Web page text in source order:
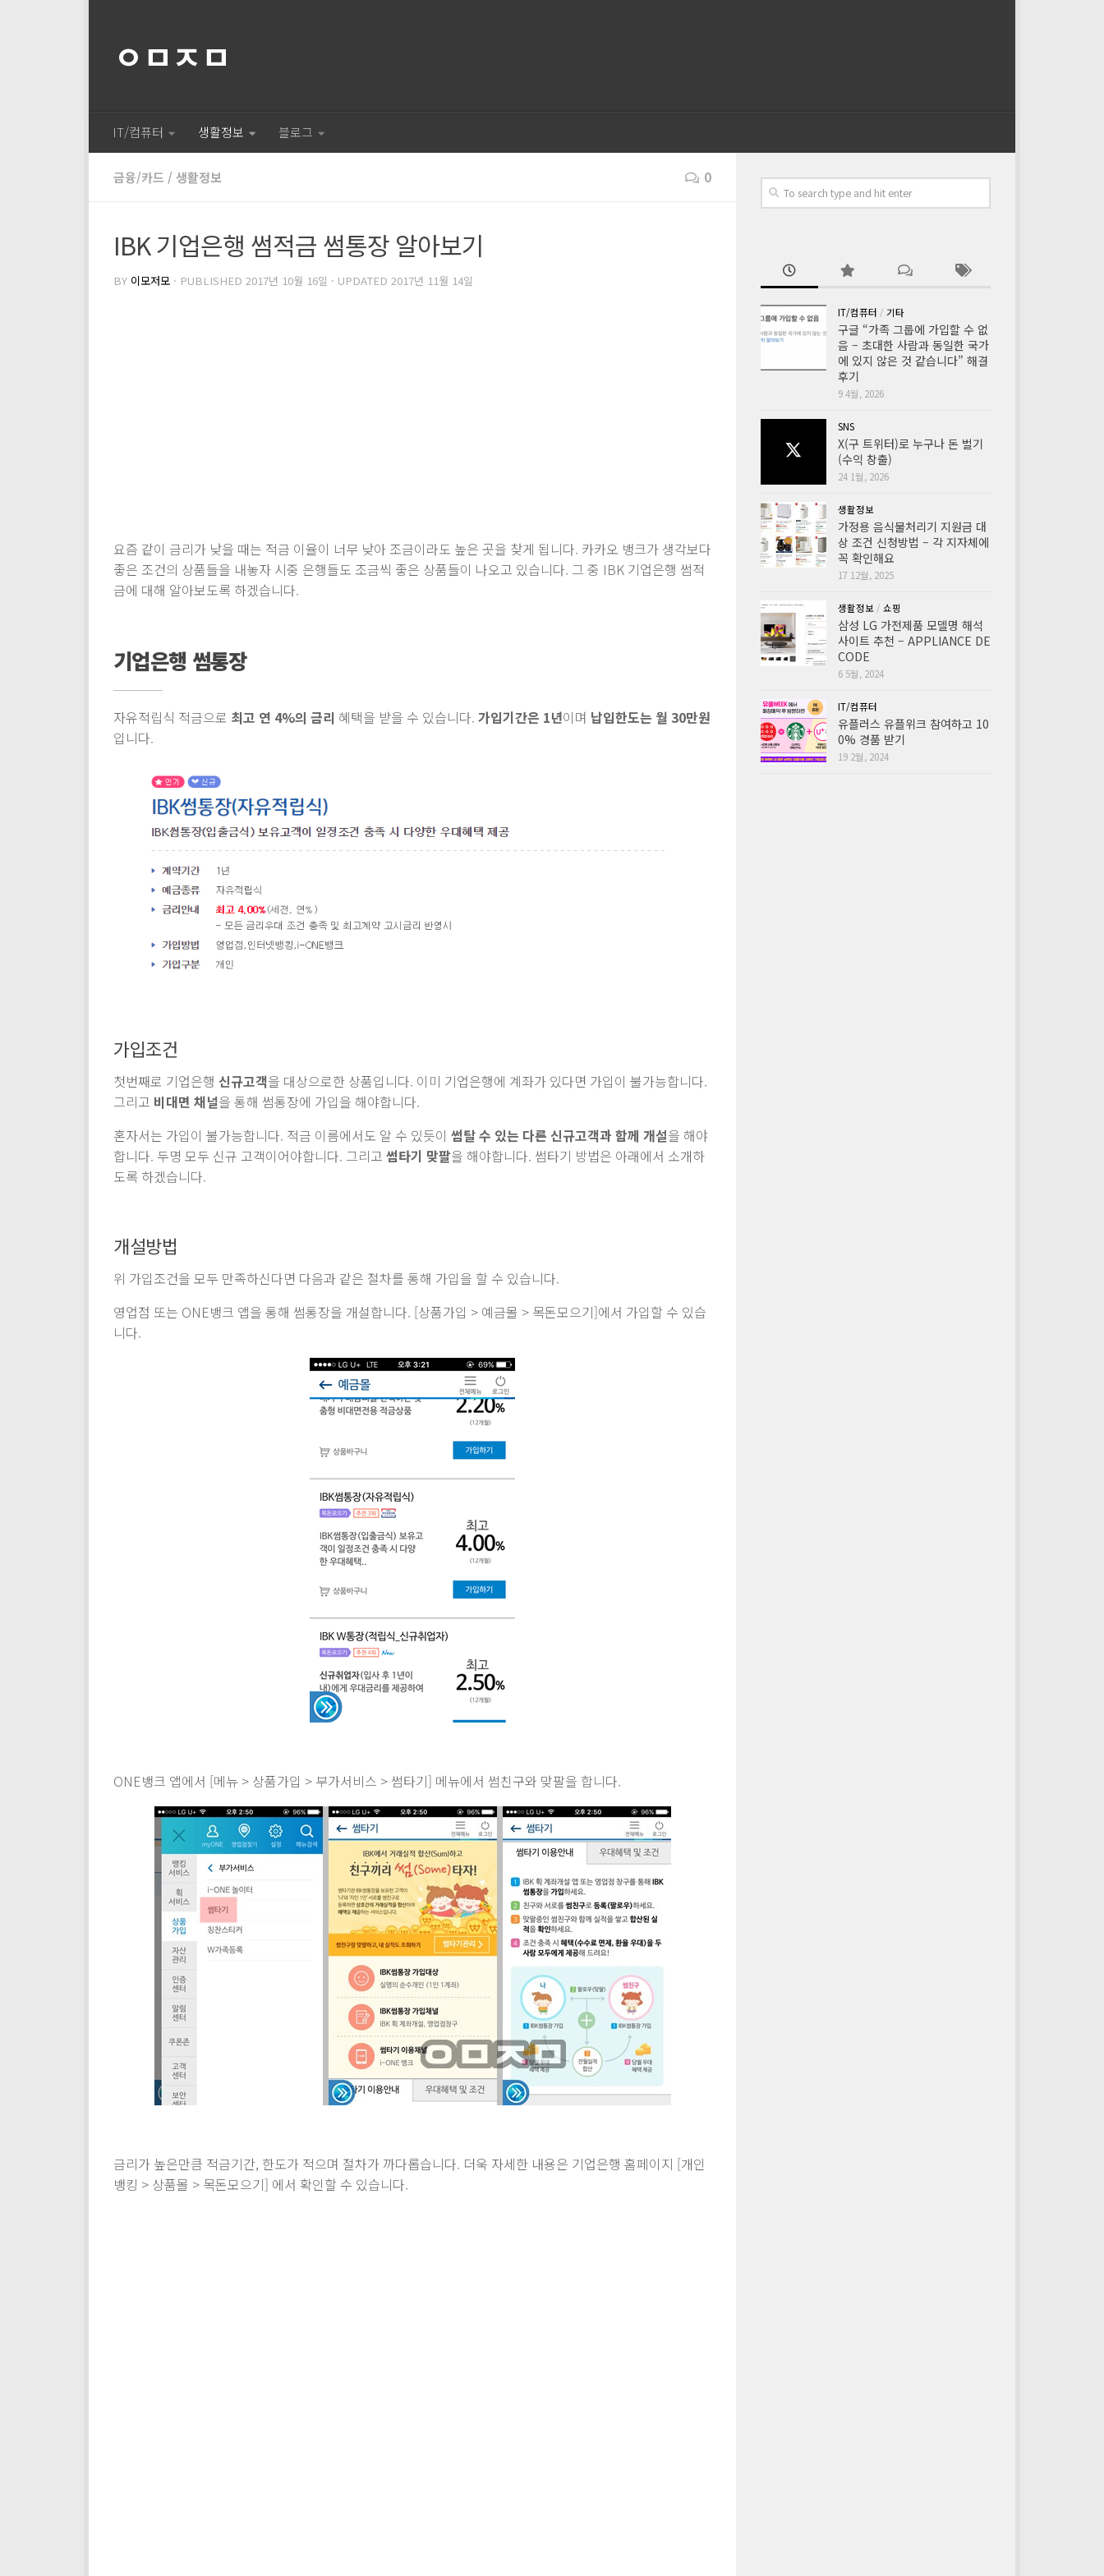
ㅇㅁㅈㅁ
IT/컴퓨터 생활정보 블로그
금융/카드 / 생활정보 0
IBK 기업은행 썸적금 썸통장 알아보기
BY 이모저모 · PUBLISHED 2017년 10월 16일 · UPDATED 2017년 11월 14일
요즘 같이 금리가 낮을 때는 적금 이율이 너무 낮아 조금이라도 높은 곳을 찾게 됩니다. 카카오 뱅크가 생각보다
좋은 조건의 상품들을 내놓자 시중 은행들도 조금씩 좋은 상품들이 나오고 있습니다. 그 중 IBK 기업은행 썸적
금에 대해 알아보도록 하겠습니다.
기업은행 썸통장
자유적립식 적금으로 최고 연 4%의 금리 혜택을 받을 수 있습니다. 가입기간은 1년이며 납입한도는 월 30만원
입니다.
가입조건
첫번째로 기업은행 신규고객을 대상으로한 상품입니다. 이미 기업은행에 계좌가 있다면 가입이 불가능합니다.
그리고 비대면 채널을 통해 썸통장에 가입을 해야합니다.
혼자서는 가입이 불가능합니다. 적금 이름에서도 알 수 있듯이 썸탈 수 있는 다른 신규고객과 함께 개설을 해야
합니다. 두명 모두 신규 고객이어야합니다. 그리고 썸타기 맞팔을 해야합니다. 썸타기 방법은 아래에서 소개하
도록 하겠습니다.
개설방법
위 가입조건을 모두 만족하신다면 다음과 같은 절차를 통해 가입을 할 수 있습니다.
영업점 또는 ONE뱅크 앱을 통해 썸통장을 개설합니다. [상품가입 > 예금몰 > 목돈모으기]에서 가입할 수 있습
니다.
ONE뱅크 앱에서 [메뉴 > 상품가입 > 부가서비스 > 썸타기] 메뉴에서 썸친구와 맞팔을 합니다.
금리가 높은만큼 적금기간, 한도가 적으며 절차가 까다롭습니다. 더욱 자세한 내용은 기업은행 홈페이지 [개인
뱅킹 > 상품몰 > 목돈모으기] 에서 확인할 수 있습니다.
IT/컴퓨터 / 기타
구글 “가족 그룹에 가입할 수 없
음 – 초대한 사람과 동일한 국가
에 있지 않은 것 같습니다” 해결
후기
9 4월, 2026
SNS
X(구 트위터)로 누구나 돈 벌기
(수익 창출)
24 1월, 2026
생활정보
가정용 음식물처리기 지원금 대
상 조건 신청방법 – 각 지자체에
꼭 확인해요
17 12월, 2025
생활정보 / 쇼핑
삼성 LG 가전제품 모델명 해석
사이트 추천 – APPLIANCE DE
CODE
6 5월, 2024
IT/컴퓨터
유플러스 유플위크 참여하고 10
0% 경품 받기
19 2월, 2024